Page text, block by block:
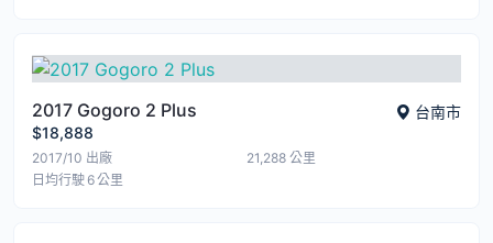
2017 Gogoro 2 Plus
$18,888
台南市
2017/10 出廠 21,288 公里
日均行駛 6 公里